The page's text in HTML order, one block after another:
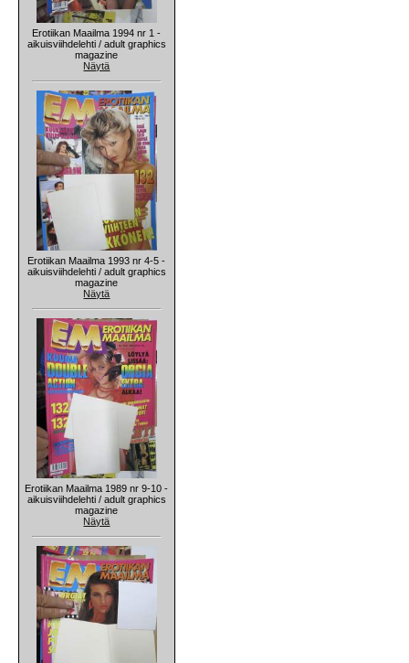
Erotiikan Maailma 1994 nr 1 -
aikuisviihdelehti / adult graphics
magazine
Näytä
Erotiikan Maailma 1993 nr 4-5 -
aikuisviihdelehti / adult graphics
magazine
Näytä
Erotiikan Maailma 1989 nr 9-10 -
aikuisviihdelehti / adult graphics
magazine
Näytä